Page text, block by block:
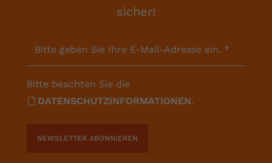
sicher!
Bitte geben Sie Ihre E-Mail-Adresse ein. *
Bitte beachten Sie die
DATENSCHUTZINFORMATIONEN.
NEWSLETTER ABONNIEREN